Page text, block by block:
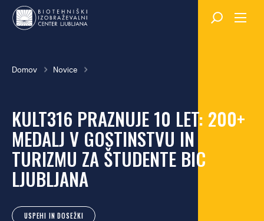
Skok
na
Breadcrumb
Domov Novice
KULT316 PRAZNUJE 10 LET: 200+
MEDALJ V GOSTINSTVU IN
TURIZMU ZA ŠTUDENTE BIC
LJUBLJANA
USPEHI IN DOSEŽKI